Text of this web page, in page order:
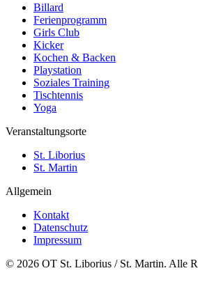
Billard
Ferienprogramm
Girls Club
Kicker
Kochen & Backen
Playstation
Soziales Training
Tischtennis
Yoga
Veranstaltungsorte
St. Liborius
St. Martin
Allgemein
Kontakt
Datenschutz
Impressum
© 2026 OT St. Liborius / St. Martin. Alle